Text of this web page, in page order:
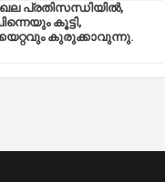
പ്രതിസന്ധിയിൽ,
കൂട്ടി,
കുരുക്കാവുന്നു.